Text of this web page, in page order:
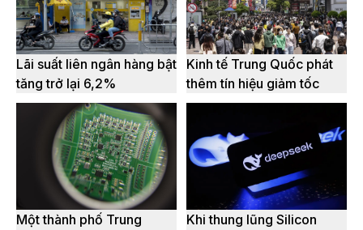
Lãi suất liên ngân hàng bật
tăng trở lại 6,2%
Kinh tế Trung Quốc phát
thêm tín hiệu giảm tốc
Một thành phố Trung
Khi thung lũng Silicon